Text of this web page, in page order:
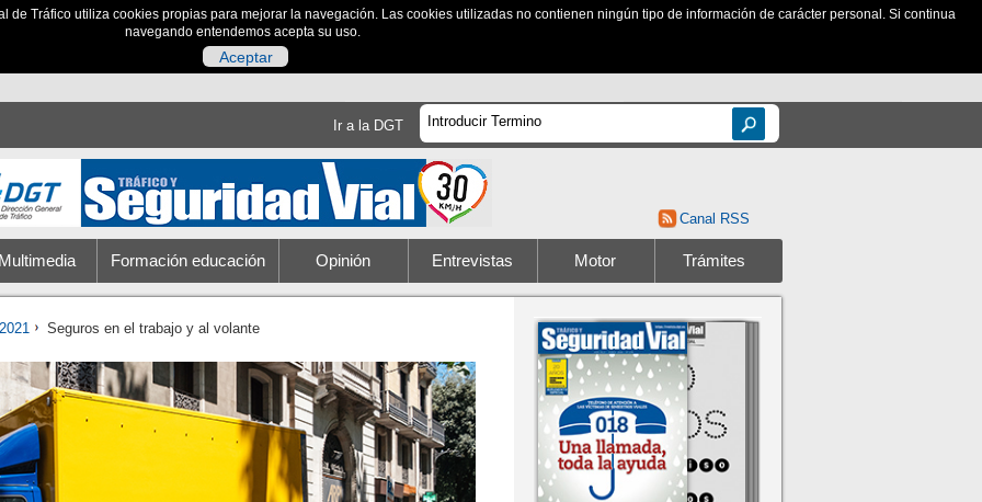
de Tráfico utiliza cookies propias para mejorar la navegación. Las cookies utilizadas no contienen ningún tipo de información de carácter personal. Si continua
navegando entendemos acepta su uso.
Aceptar
Ir a la DGT
Canal RSS
Multimedia Formación educación Opinión Entrevistas Motor Trámites
2021 Seguros en el trabajo y al volante